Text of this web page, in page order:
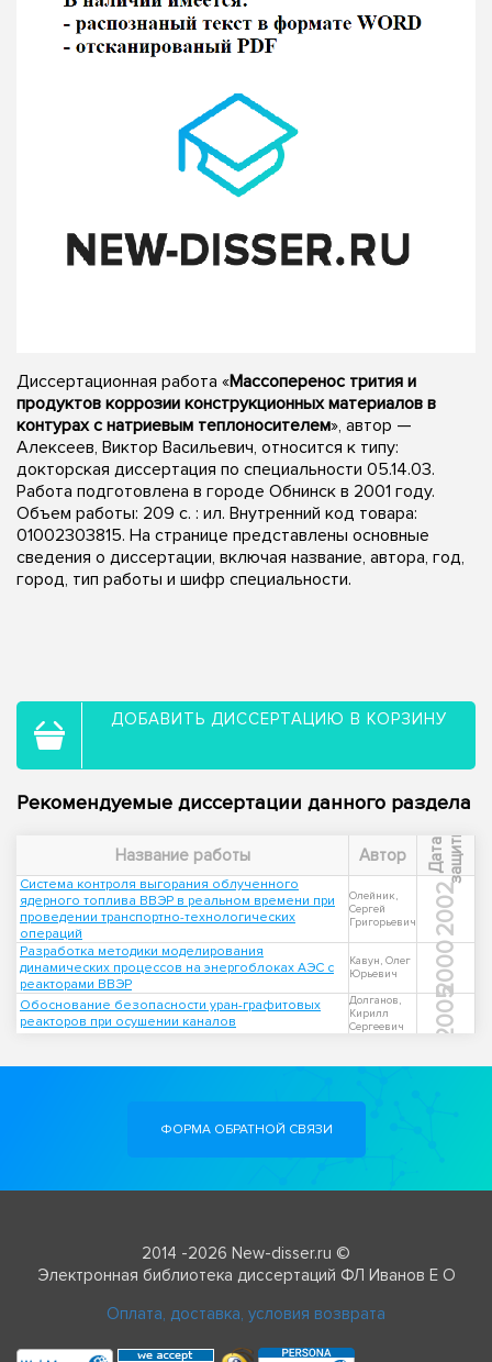
Диссертационная работа «Массоперенос трития и
продуктов коррозии конструкционных материалов в
контурах с натриевым теплоносителем», автор —
Алексеев, Виктор Васильевич, относится к типу:
докторская диссертация по специальности 05.14.03.
Работа подготовлена в городе Обнинск в 2001 году.
Объем работы: 209 с. : ил. Внутренний код товара:
01002303815. На странице представлены основные
сведения о диссертации, включая название, автора, год,
город, тип работы и шифр специальности.
ДОБАВИТЬ ДИССЕРТАЦИЮ В КОРЗИНУ
Рекомендуемые диссертации данного раздела
Название работы Автор Д
а
т
а
з
а
щ
и
т ы
Система контроля выгорания облученного
ядерного топлива ВВЭР в реальном времени при
проведении транспортно-технологических
операций
Олейник,
Сергей
Григорьевич
2002
Разработка методики моделирования
динамических процессов на энергоблоках АЭС с
реакторами ВВЭР
Кавун, Олег
Юрьевич
2000
Обоснование безопасности уран-графитовых
реакторов при осушении каналов
Долганов,
Кирилл
Сергеевич
2005
ФОРМА ОБРАТНОЙ СВЯЗИ
2014 -2026 New-disser.ru ©
Электронная библиотека диссертаций ФЛ Иванов Е О
Оплата, доставка, условия возврата